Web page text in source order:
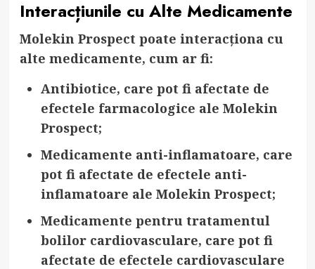
Interacțiunile cu Alte Medicamente
Molekin Prospect poate interacționa cu
alte medicamente, cum ar fi:
Antibiotice, care pot fi afectate de
efectele farmacologice ale Molekin
Prospect;
Medicamente anti-inflamatoare, care
pot fi afectate de efectele anti-
inflamatoare ale Molekin Prospect;
Medicamente pentru tratamentul
bolilor cardiovasculare, care pot fi
afectate de efectele cardiovasculare